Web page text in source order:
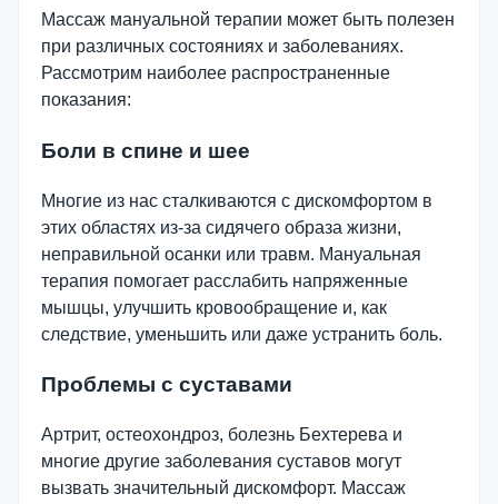
Массаж мануальной терапии может быть полезен
при различных состояниях и заболеваниях.
Рассмотрим наиболее распространенные
показания:
Боли в спине и шее
Многие из нас сталкиваются с дискомфортом в
этих областях из-за сидячего образа жизни,
неправильной осанки или травм. Мануальная
терапия помогает расслабить напряженные
мышцы, улучшить кровообращение и, как
следствие, уменьшить или даже устранить боль.
Проблемы с суставами
Артрит, остеохондроз, болезнь Бехтерева и
многие другие заболевания суставов могут
вызвать значительный дискомфорт. Массаж